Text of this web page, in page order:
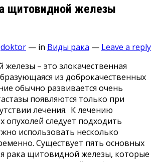
щитовидной железы
doktor — in Виды рака — Leave a reply
– это злокачественная
из доброкачественных
обычно развивается очень
появляются только при
лечения. К лечению
опухолей следует подходить
использовать несколько
Существует пять основных
рака щитовидной железы, которые